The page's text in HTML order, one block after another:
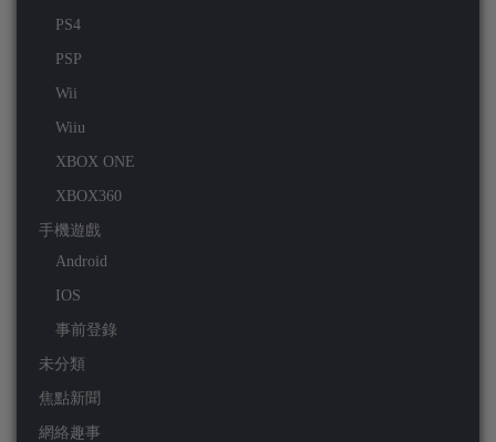
PS4
PSP
Wii
Wiiu
XBOX ONE
XBOX360
手機遊戲
Android
IOS
事前登錄
未分類
焦點新聞
網絡趣事